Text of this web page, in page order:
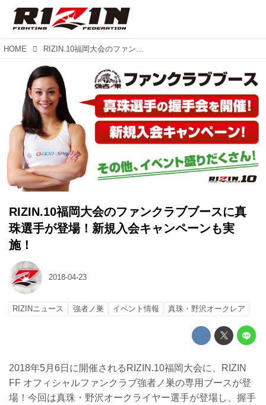
HOME RIZIN.10福岡大会のファンクラブブースに真珠選手が登場！新規入会キャンペーンも実施！
RIZIN.10福岡大会のファンクラブブースに真
珠選手が登場！新規入会キャンペーンも実
施！
2018-04-23
RIZINニュース 強者ノ巣 イベント情報 真珠・野沢オークレア
2018年5月6日に開催されるRIZIN.10福岡大会に、RIZIN
FF オフィシャルファンクラブ強者ノ巣の専用ブースが登
場！今回は真珠・野沢オークライヤー選手が登場し、握手